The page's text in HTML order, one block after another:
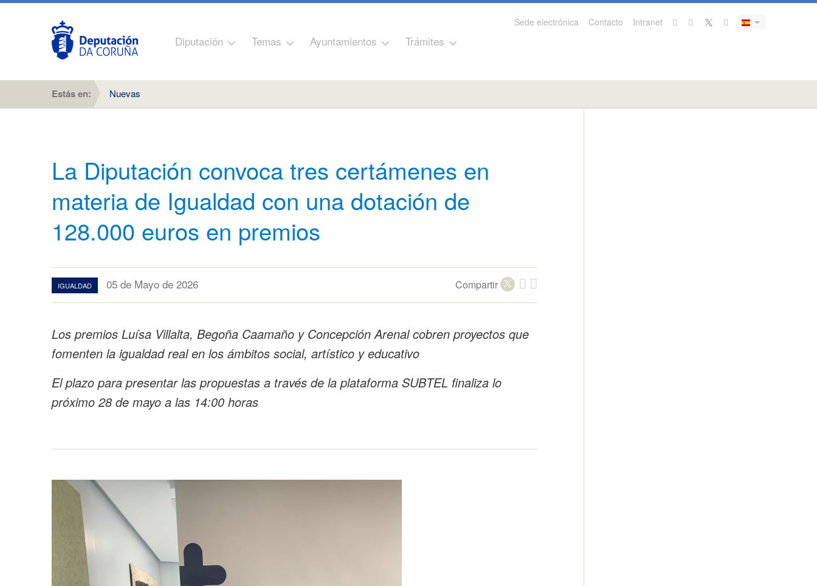
Sede electrónica Contacto Intranet
Diputación Temas Ayuntamientos Trámites
Estás en: Nuevas
La Diputación convoca tres certámenes en
materia de Igualdad con una dotación de
128.000 euros en premios
IGUALDAD 05 de Mayo de 2026 Compartir
Los premios Luísa Villalta, Begoña Caamaño y Concepción Arenal cobren proyectos que
fomenten la igualdad real en los ámbitos social, artístico y educativo
El plazo para presentar las propuestas a través de la plataforma SUBTEL finaliza lo
próximo 28 de mayo a las 14:00 horas